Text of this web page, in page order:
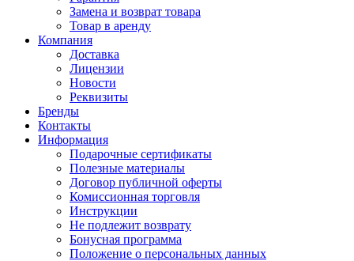
Замена и возврат товара
Товар в аренду
Компания
Доставка
Лицензии
Новости
Реквизиты
Бренды
Контакты
Информация
Подарочные сертификаты
Полезные материалы
Договор публичной оферты
Комиссионная торговля
Инструкции
Не подлежит возврату
Бонусная программа
Положение о персональных данных